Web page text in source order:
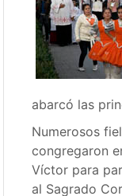
abarcó las
Numerosos
congregaron
Víctor para
al Sagrado